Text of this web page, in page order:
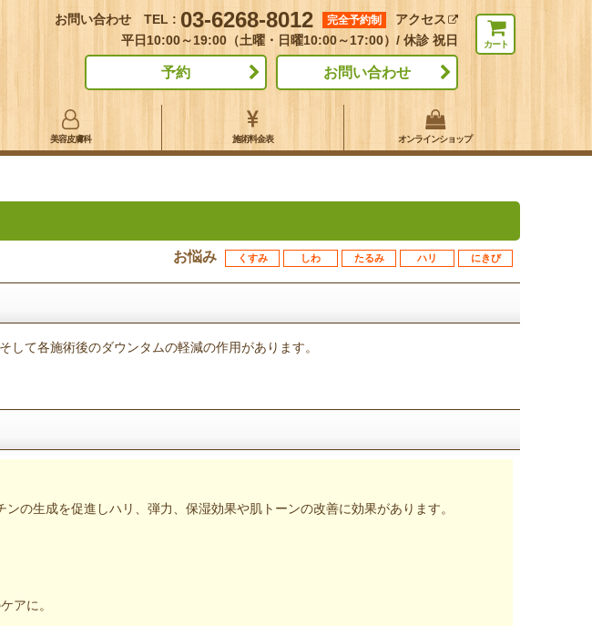
お問い合わせ TEL : 03-6268-8012 完全予約制
アクセス
平日10:00～19:00（土曜・日曜10:00～17:00）/ 休診 祝日
予約 お問い合わせ
カート
美容皮膚科 施術料金表 オンラインショップ
お悩み くすみ しわ たるみ ハリ にきび
して各施術後のダウンタムの軽減の作用があります。
の生成を促進しハリ、弾力、保湿効果や肌トーンの改善に効果があります。
アに。